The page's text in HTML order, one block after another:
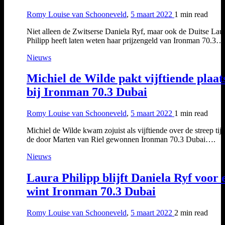
Romy Louise van Schooneveld, 5 maart 2022 1 min read
Niet alleen de Zwitserse Daniela Ryf, maar ook de Duitse
Philipp heeft laten weten haar prijzengeld van Ironman 70.3…
Nieuws
Michiel de Wilde pakt vijftiende
bij Ironman 70.3 Dubai
Romy Louise van Schooneveld, 5 maart 2022 1 min read
Michiel de Wilde kwam zojuist als vijftiende over de streep
de door Marten van Riel gewonnen Ironman 70.3 Dubai….
Nieuws
Laura Philipp blijft Daniela Ryf voor
wint Ironman 70.3 Dubai
Romy Louise van Schooneveld, 5 maart 2022 2 min read